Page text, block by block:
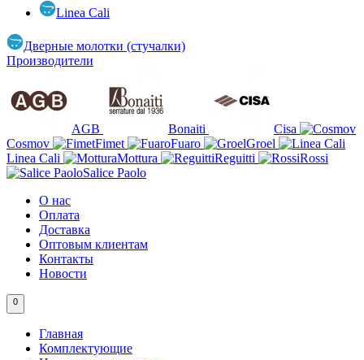
Linea Cali
Дверные молотки (стучалки)
Производители
AGB Bonaiti
Cisa
Cosmov
Fimet Fuaro
Groel
Linea Cali
Mottura Reguitti
Rossi
Salice Paolo
О нас
Оплата
Доставка
Оптовым клиентам
Контакты
Новости
0
Главная
Комплектующие